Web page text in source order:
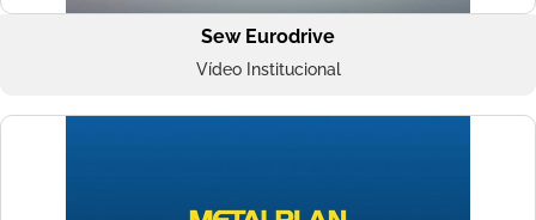
Sew Eurodrive
Vídeo Institucional